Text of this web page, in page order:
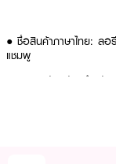
● ชื่อสินค้าภาษาไทย: ล
แชมพู
● คุณสมบัติหลัก สำหรับผ